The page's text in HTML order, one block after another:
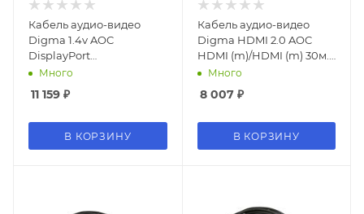
Кабель аудио-видео
Digma 1.4v AOC
DisplayPort
(m)/DisplayPort (m) 10м.
(BHP DP 1.4-10)
Много
11 159 ₽
В КОРЗИНУ
Кабель аудио-видео
Digma HDMI 2.0 AOC
HDMI (m)/HDMI (m) 30м.
позолоч.конт. черный
Много
8 007₽
В КОРЗИНУ